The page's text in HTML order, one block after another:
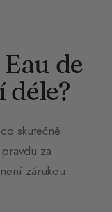
de
skutečně
za
zárukou